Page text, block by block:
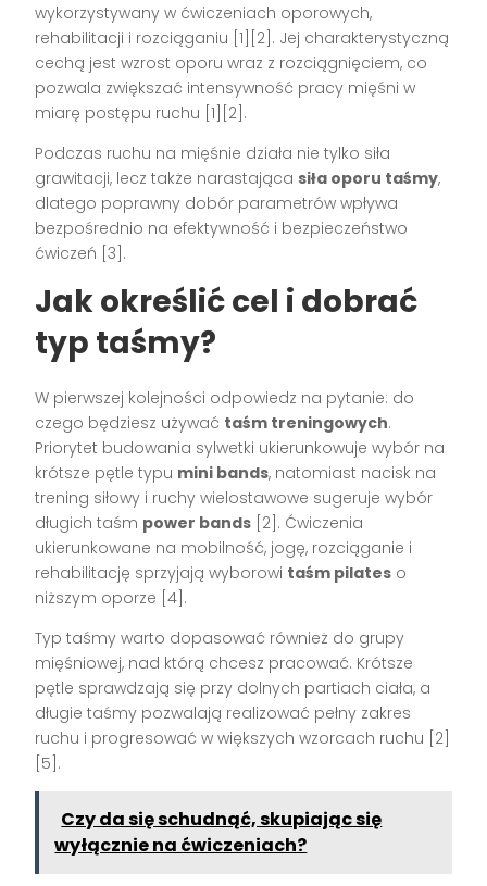
wykorzystywany w ćwiczeniach oporowych,
rehabilitacji i rozciąganiu [1][2]. Jej charakterystyczną
cechą jest wzrost oporu wraz z rozciągnięciem, co
pozwala zwiększać intensywność pracy mięśni w
miarę postępu ruchu [1][2].
Podczas ruchu na mięśnie działa nie tylko siła
grawitacji, lecz także narastająca siła oporu taśmy,
dlatego poprawny dobór parametrów wpływa
bezpośrednio na efektywność i bezpieczeństwo
ćwiczeń [3].
Jak określić cel i dobrać
typ taśmy?
W pierwszej kolejności odpowiedz na pytanie: do
czego będziesz używać taśm treningowych.
Priorytet budowania sylwetki ukierunkowuje wybór na
krótsze pętle typu mini bands, natomiast nacisk na
trening siłowy i ruchy wielostawowe sugeruje wybór
długich taśm power bands [2]. Ćwiczenia
ukierunkowane na mobilność, jogę, rozciąganie i
rehabilitację sprzyjają wyborowi taśm pilates o
niższym oporze [4].
Typ taśmy warto dopasować również do grupy
mięśniowej, nad którą chcesz pracować. Krótsze
pętle sprawdzają się przy dolnych partiach ciała, a
długie taśmy pozwalają realizować pełny zakres
ruchu i progresować w większych wzorcach ruchu [2]
[5].
Czy da się schudnąć, skupiając się
wyłącznie na ćwiczeniach?